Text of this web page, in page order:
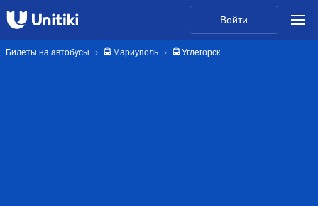
Войти
Билеты на автобусы 🚍 Мариуполь 🚍 Углегорск